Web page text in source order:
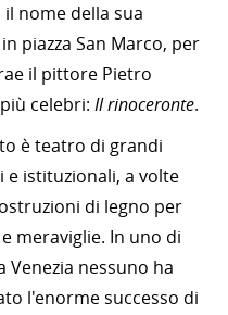
nome della sua
piazza San Marco, per
il pittore Pietro
celebri: Il rinoceronte.
è teatro di grandi
e istituzionali, a volte
di legno per
meraviglie. In uno di
Venezia nessuno ha
l'enorme successo di